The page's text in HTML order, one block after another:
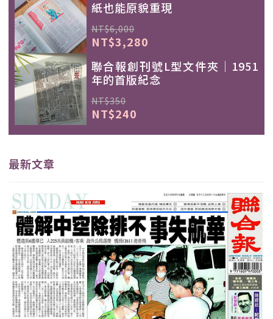
紙也能原貌重現
NT$6,000
NT$3,280
聯合報創刊號L型文件夾｜1951
年的首版紀念
NT$350
NT$240
最新文章